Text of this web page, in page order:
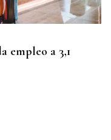
empleo a 3,1